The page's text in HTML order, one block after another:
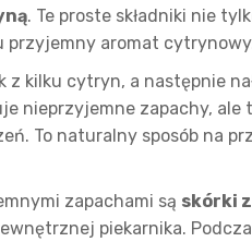
. Te proste składniki nie
przyjemny aromat
z kilku cytryn, a następnie
nieprzyjemne zapachy, ale
To naturalny sposób na
zapachami są skórki
piekarnika.